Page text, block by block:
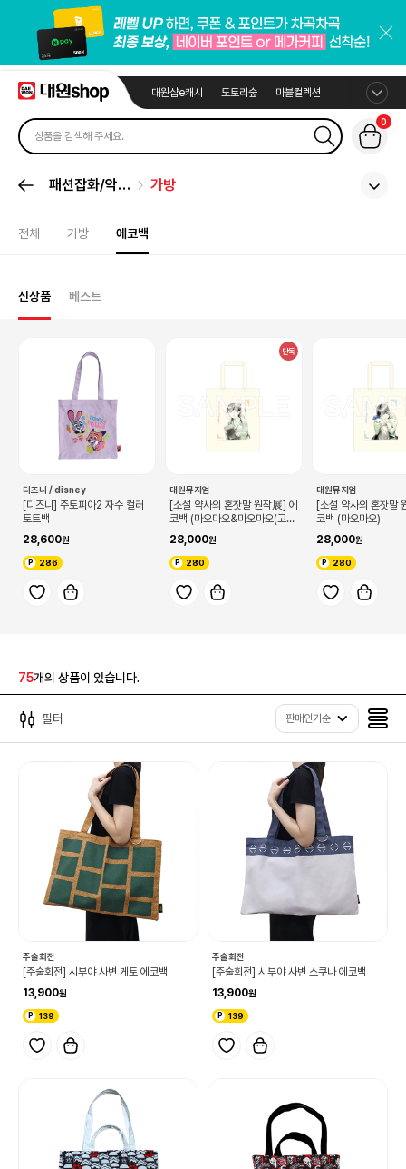
대원샵e캐시 도토리숲 마블컬렉션
0
패션잡화/악세
가방
전체 가방 에코백
신상품 베스트
디즈니 / disney
[디즈니] 주토피아2 자수 컬러
토트백
28,600
286
단독
대원뮤지엄
[소설 약사의 혼잣말 원작展] 에
코백 (마오마오&마오마오(고양
28,000
280
대원뮤지엄
[소설 약사의 혼잣말
코백 (마오마오)
28,000
280
75개의 상품이 있습니다.
필터 판매인기순
주술회전
[주술회전] 시부야 사변 게토 에코백
13,900
139
주술회전
[주술회전] 시부야 사변 스쿠나 에코백
13,900
139